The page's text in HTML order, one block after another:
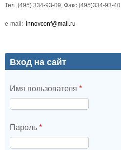
Тел. (495) 334-93-09, Факс (495)334-93-40
e-mail: innovconf@mail.ru
Вход на сайт
Имя пользователя *
Пароль*